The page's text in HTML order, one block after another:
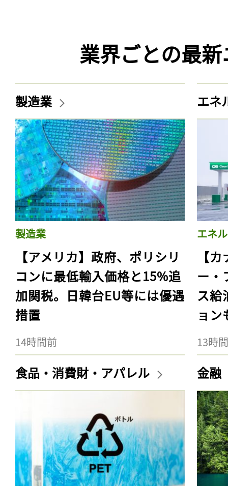
業界ごとの最
製造業
製造業
【アメリカ】政府、ポリシリ
コンに最低輸入価格と15%追
加関税。日韓台EU等には優遇
措置
14時間前
エネ
エネ
【
ー・
ス給
ョン
13時
食品・消費財・アパレル 金融